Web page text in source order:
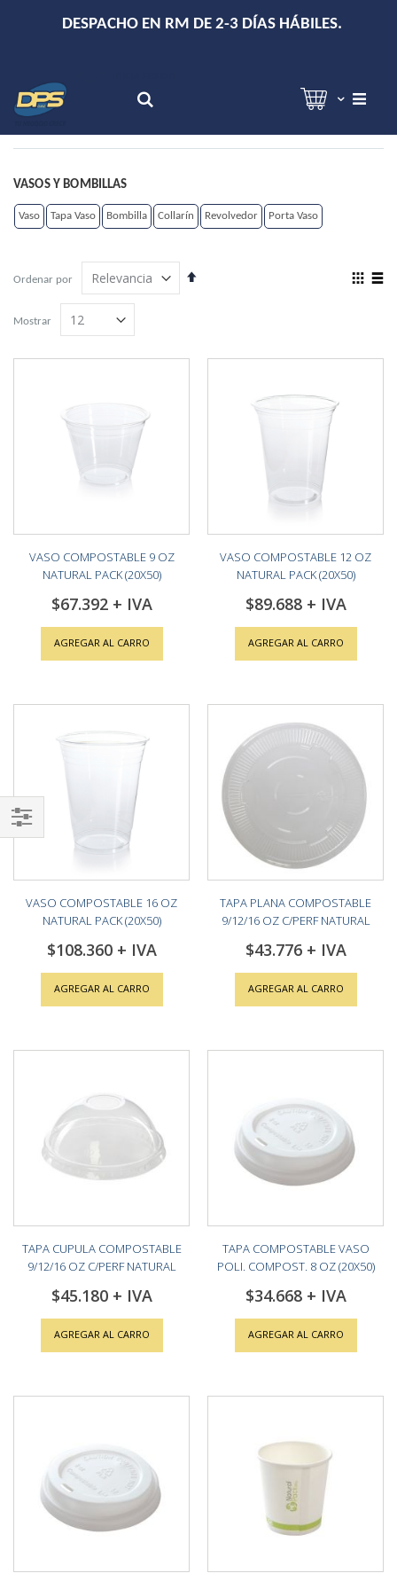
DESPACHO EN RM DE 2-3 DÍAS HÁBILES.
Ordenar por
Establecer
View
Mostrar
VASO COMPOSTABLE 9 OZ
NATURAL PACK (20X50)
$67.392
AGREGAR AL CARRO
VASO COMPOSTABLE 12 OZ
NATURAL PACK (20X50)
$89.688
AGREGAR AL CARRO
VASO COMPOSTABLE 16 OZ
NATURAL PACK (20X50)
$108.360
AGREGAR AL CARRO
TAPA PLANA COMPOSTABLE
9/12/16 OZ C/PERF NATURAL
$43.776
AGREGAR AL CARRO
TAPA CUPULA COMPOSTABLE
9/12/16 OZ C/PERF NATURAL
$45.180
AGREGAR AL CARRO
TAPA COMPOSTABLE VASO
POLI. COMPOST. 8 OZ (20X50)
$34.668
AGREGAR AL CARRO
VASOS Y BOMBILLAS
Vaso Tapa Vaso Bombilla Collarín Revolvedor Porta Vaso
Shop